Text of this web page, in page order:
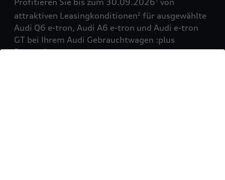
attraktiven Leasingkonditionen2 für ausgewählte
Audi Q6 e-tron, Audi A6 e-tron und Audi e-tron
GT bei Ihrem Audi Gebrauchtwagen :plus
Partner!